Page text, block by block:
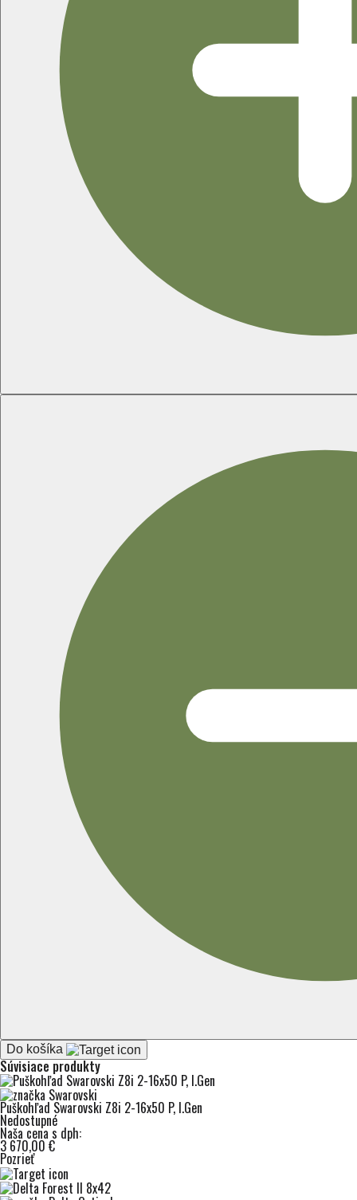
Do košíka
Súvisiace produkty
Puškohľad Swarovski Z8i 2-16x50 P, I.Gen
Nedostupné
Naša cena s dph:
3 670,00 €
Pozrieť